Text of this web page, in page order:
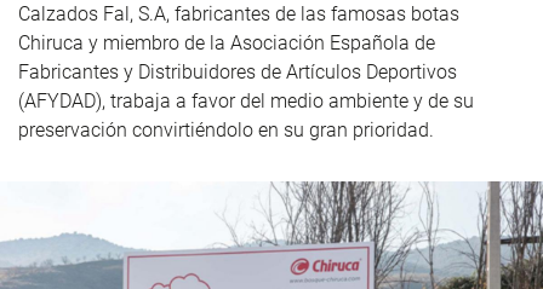
Calzados Fal, S.A, fabricantes de las famosas botas
Chiruca y miembro de la Asociación Española de
Fabricantes y Distribuidores de Artículos Deportivos
(AFYDAD), trabaja a favor del medio ambiente y de su
preservación convirtiéndolo en su gran prioridad.